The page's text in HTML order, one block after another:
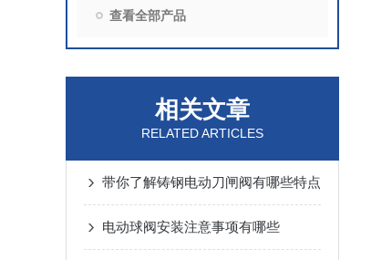
查看全部产品
相关文章
RELATED ARTICLES
带你了解铸钢电动刀闸阀​有哪些特点
电动球阀安装注意事项有哪些